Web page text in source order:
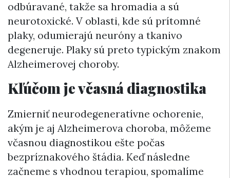
odbúravané, takže sa hromadia a sú
neurotoxické. V oblasti, kde sú prítomné
plaky, odumierajú neuróny a tkanivo
degeneruje. Plaky sú preto typickým znakom
Alzheimerovej choroby.
Kľúčom je včasná diagnostika
Zmierniť neurodegeneratívne ochorenie,
akým je aj Alzheimerova choroba, môžeme
včasnou diagnostikou ešte počas
bezpríznakového štádia. Keď následne
začneme s vhodnou terapiou, spomalíme